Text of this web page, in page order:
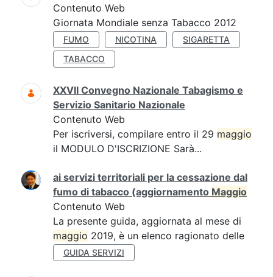
Contenuto Web
Giornata Mondiale senza Tabacco 2012
FUMO NICOTINA
SIGARETTA
TABACCO
XXVII Convegno Nazionale Tabagismo e
Servizio Sanitario Nazionale
Contenuto Web
Per iscriversi, compilare entro il 29 maggio
il MODULO D'ISCRIZIONE Sarà...
ai servizi territoriali per la cessazione dal
fumo di tabacco (aggiornamento Maggio
Contenuto Web
La presente guida, aggiornata al mese di
maggio 2019, è un elenco ragionato delle
GUIDA SERVIZI